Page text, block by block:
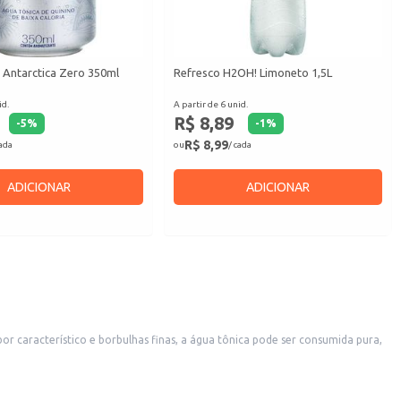
Antarctica Zero 350ml
-5%
ADICIONAR
Refresco H2OH! Limoneto 1,5L
A partir de 6 unid.
R$ 8,89 -1 %
ouR$ 8,99/ cada
ADICIONAR
característico e borbulhas finas, a água tônica pode ser consumida pura,